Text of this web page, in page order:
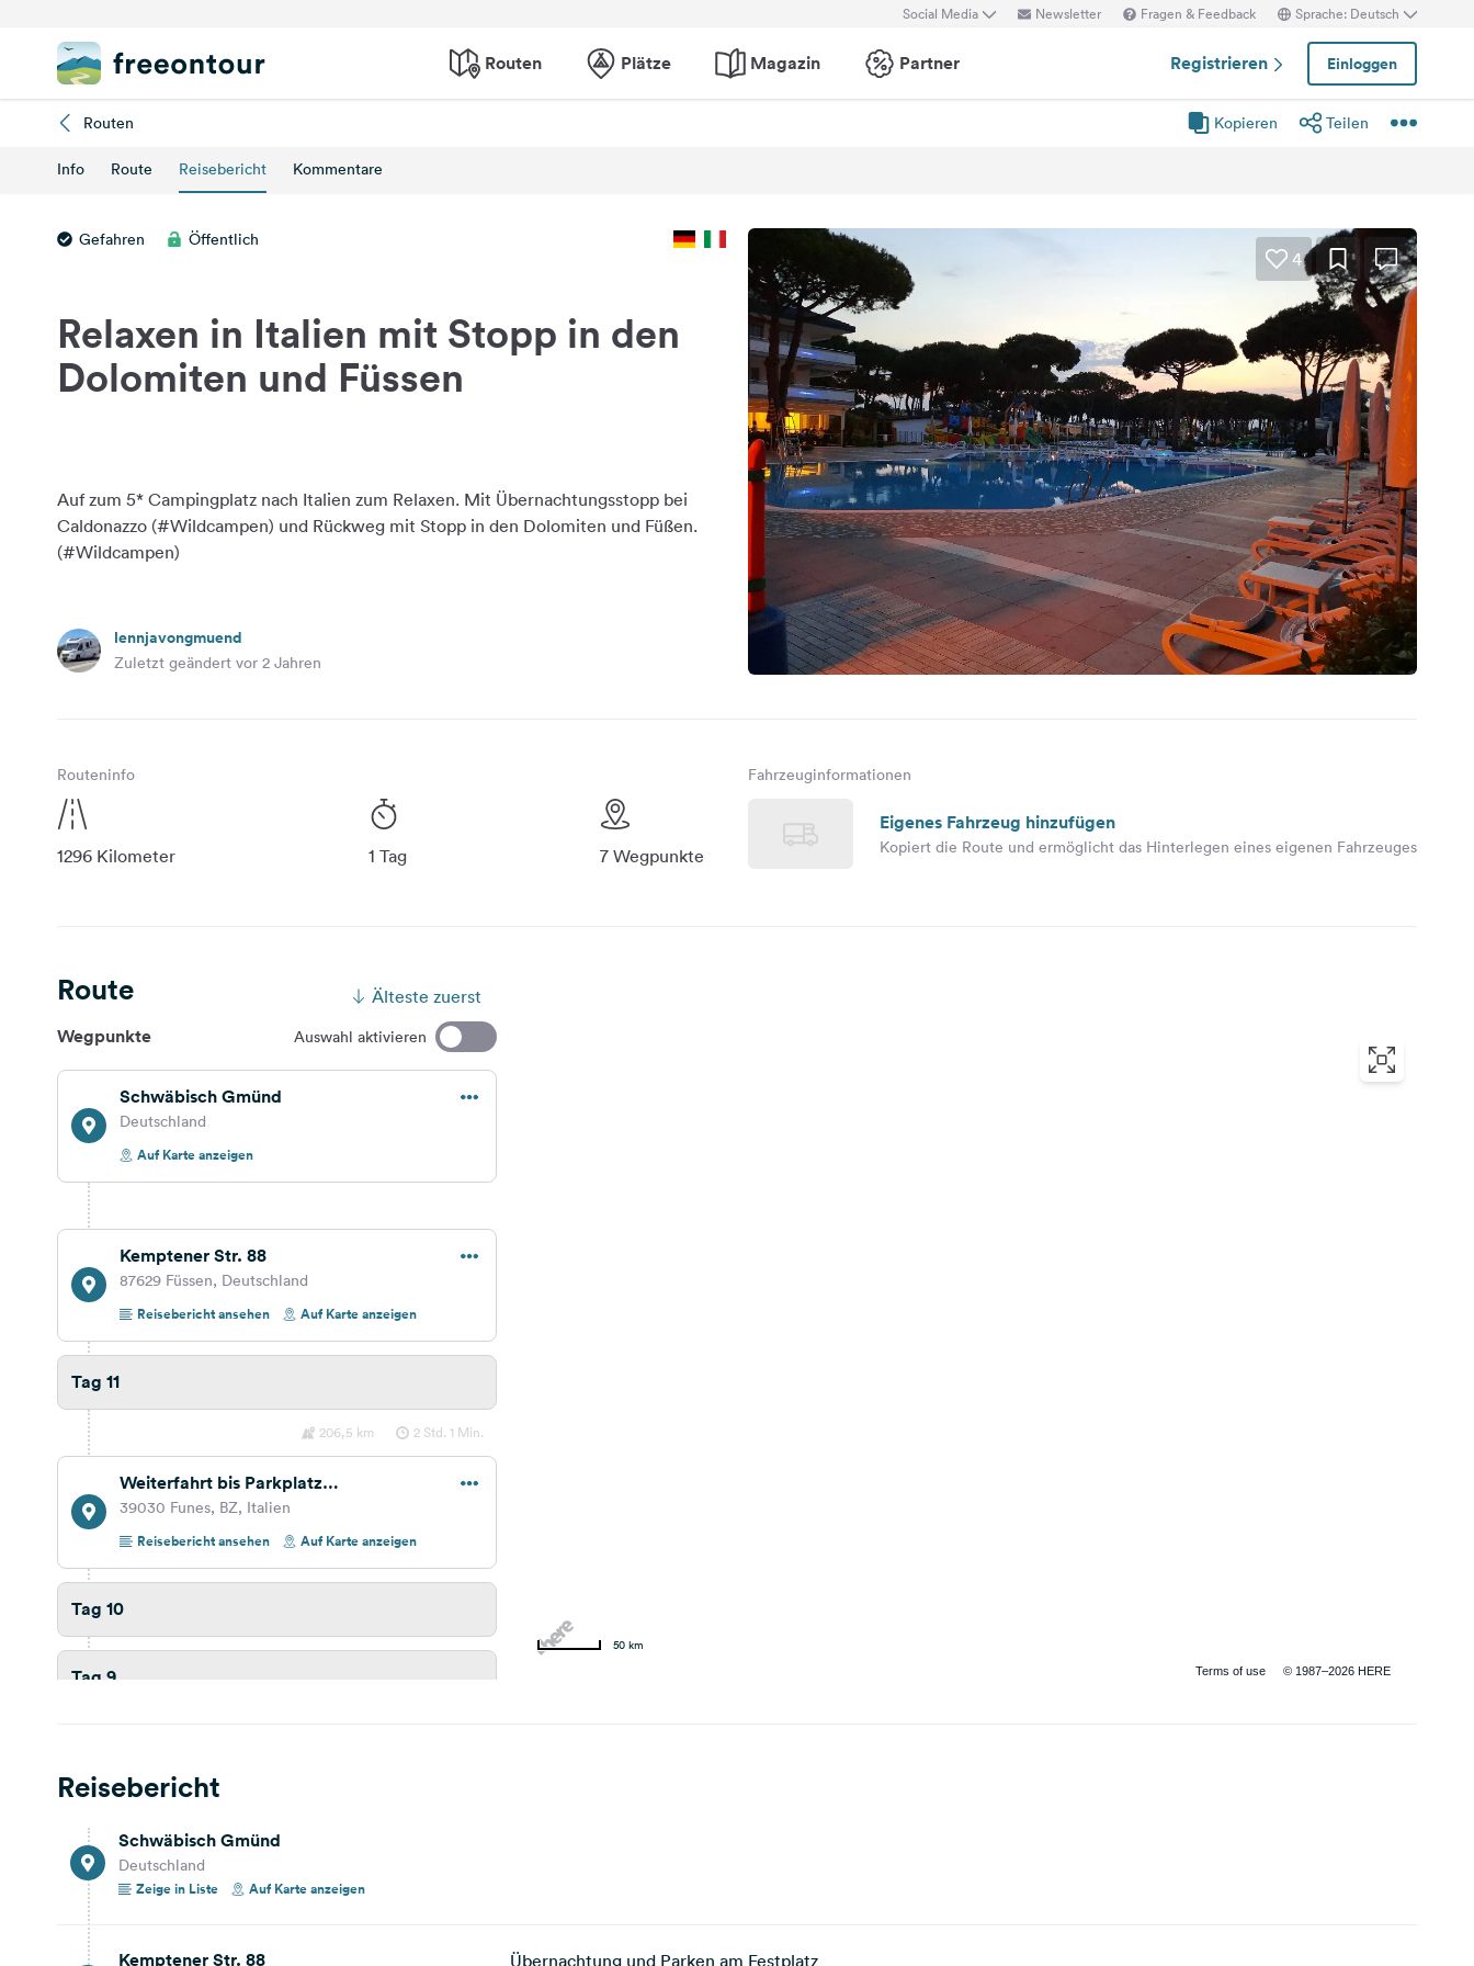
Social Media Newsletter Fragen & Feedback Sprache: Deutsch
Routen Plätze Magazin Partner Registrieren Einloggen
Routen Kopieren Teilen
Info Route Reisebericht Kommentare
Gefahren Öffentlich
Relaxen in Italien mit Stopp in den
Dolomiten und Füssen
Auf zum 5* Campingplatz nach Italien zum Relaxen. Mit Übernachtungsstopp bei
Caldonazzo (#Wildcampen) und Rückweg mit Stopp in den Dolomiten und Füßen.
lennjavongmuend
Zuletzt geändert vor 2 Jahren
4
Routeninfo
1296 Kilometer 1 Tag 7 Wegpunkte
Fahrzeuginformationen
Eigenes Fahrzeug hinzufügen
Kopiert die Route und ermöglicht das Hinterlegen eines eigenen Fahrzeuges
Route Älteste zuerst
Wegpunkte Auswahl aktivieren
Schwäbisch Gmünd
Deutschland
Auf Karte anzeigen
Kemptener Str. 88
87629 Füssen, Deutschland
Reisebericht ansehen
Auf Karte anzeigen
Tag 11
206,5 km 2 Std. 1 Min.
Weiterfahrt bis Parkplatz
Würzjoch/Börz
39030 Funes, BZ, Italien
Reisebericht ansehen
Auf Karte anzeigen
Tag 10
Tag 9
Tag 6
Tag 5
Terms of use © 1987–2026 HERE
50 km
Reisebericht
Schwäbisch Gmünd
Deutschland
Zeige in Liste
Auf Karte anzeigen
Kemptener Str. 88 Übernachtung und Parken am Festplatz